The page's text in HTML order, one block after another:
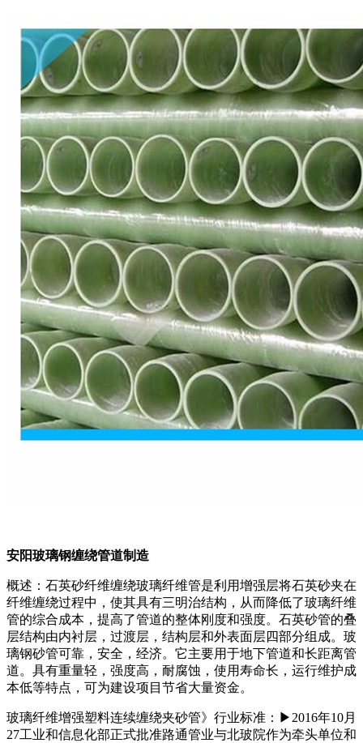
安阳玻璃钢缠绕管道制造
概述：石英砂纤维缠绕玻璃纤维管是利用增强层将石英砂夹在
纤维缠绕过程中，使其具有三明治结构，从而降低了玻璃纤维
管的综合成本，提高了管道的整体刚度和强度。石英砂管的叠
层结构由内衬层，过渡层，结构层和外表面层四部分组成。玻
璃钢砂管可靠，安全，经济。它主要用于地下管道和长距离管
道。具有重量轻，强度高，耐腐蚀，使用寿命长，运行维护成
本低等特点，可为建设项目节省大量资金。
玻璃纤维增强塑料连续缠绕夹砂管》行业标准：▶2016年10月
27工业和信息化部正式批准路通管业与北玻院作为牵头单位和